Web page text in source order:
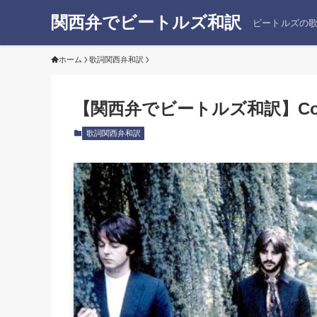
関西弁でビートルズ和訳 ビートルズの
ホーム 歌詞関西弁和訳
【関西弁でビートルズ和訳】
歌詞関西弁和訳